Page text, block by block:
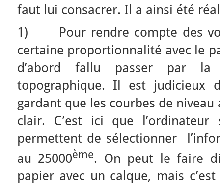
faut lui consacrer. Il a ainsi été
1) Pour rendre compte des
certaine proportionnalité avec le
d’abord fallu passer par
topographique. Il est judicieux
gardant que les courbes de niveau
clair. C’est ici que
permettent de sélectionner
au 25000ème. On peut le faire
papier avec un calque, mais